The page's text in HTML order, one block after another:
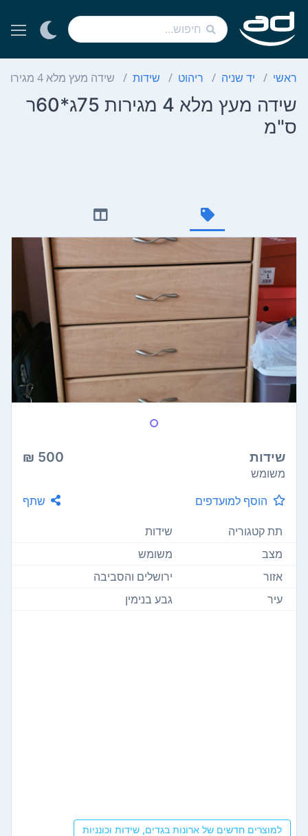
ראשי יד שניה ריהוט שידות שידה מעץ מלא 4 מגירות 75ג*60ר ס"מ
שידה מעץ מלא 4 מגירות 75ג*60ר
ס"מ
שידות 500 ₪
משומש
הוסף למועדפים
שתף
תת קטגוריה
שידות
מצב
משומש
אזור
ירושלים והסביבה
עיר
גבע בנימין
למוצרים חדשים של ארונות בגדים, שידות וכונניות